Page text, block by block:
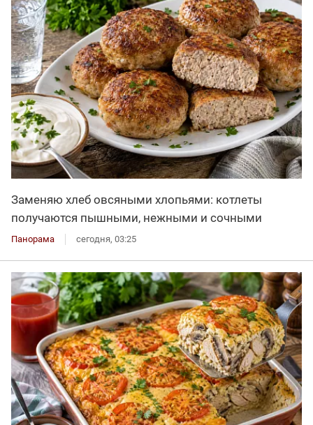
Заменяю хлеб овсяными хлопьями: котлеты
получаются пышными, нежными и сочными
Панорама сегодня, 03:25